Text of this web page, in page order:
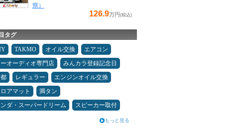
県）
126.9万円 (税込)
タグ
TAKMO オイル交換
エアコン
オーディオ専門店
みんカラ登録記念日
レギュラー
エンジンオイル交換
アマット
満タン
ダ・スーパードリーム
スピーカー取付
もっと見る